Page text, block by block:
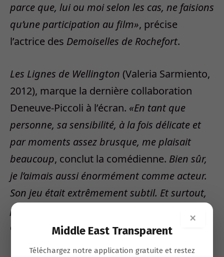
parce que, lui ou moi selon les cas, ne faisions
qu’une participation au film», précise
l’actrice des Demoiselles de Rochefort.
Les Lignes de Wellington (Valeria Sarmiento,
2012), marque la dernière collaboration
Deneuve-Piccoli à l’écran. «En tant que
personne, sa sensibilité, à la fois délicate et
par moments assez brusque, me plaisait
beaucoup, conclut la comédienne. Bien sûr,
je l’aimais aussi énormément comme acteur.
Son jeu était extrêmement subtil. Et surtout,
presque toujours, remarquablement
ambigu.»
×
Middle East Transparent
Téléchargez notre application gratuite et restez